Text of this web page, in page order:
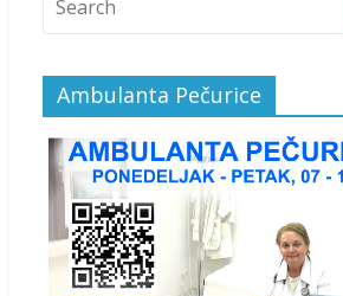
Ambulanta Pečurice